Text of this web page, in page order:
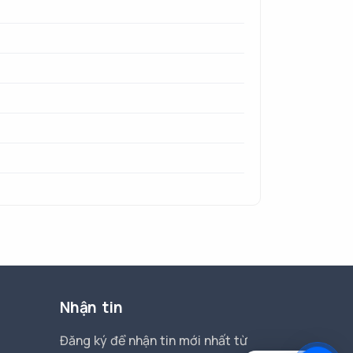
Nhận tin
Đăng ký để nhận tin mới nhất từ